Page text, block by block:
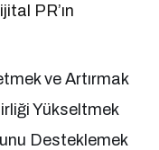
PR’ın
ve Artırmak
Yükseltmek
Desteklemek